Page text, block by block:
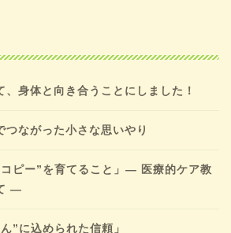
、身体と向き合うことにしました！
つながった小さな思いやり
コピー”を育てること」― 医療的ケア教
―
”に込められた信頼」